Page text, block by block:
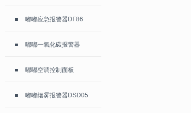
嘟嘟应急报警器DF86
嘟嘟一氧化碳报警器
嘟嘟空调控制面板
嘟嘟烟雾报警器DSD05